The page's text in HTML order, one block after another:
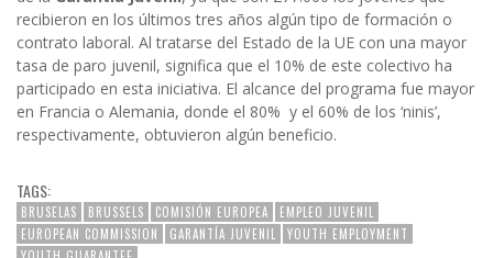
recibieron en los últimos tres años algún tipo de formación o
contrato laboral. Al tratarse del Estado de la UE con una mayor
tasa de paro juvenil, significa que el 10% de este colectivo ha
participado en esta iniciativa. El alcance del programa fue mayor
en Francia o Alemania, donde el 80% y el 60% de los ‘ninis’,
respectivamente, obtuvieron algún beneficio.
TAGS:
BRUSELAS BRUSSELS COMISIÓN EUROPEA
EMPLEO JUVENIL
EUROPEAN COMMISSION
GARANTÍA JUVENIL
YOUTH EMPLOYMENT